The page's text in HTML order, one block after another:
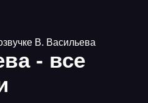
В. Васильева
- все